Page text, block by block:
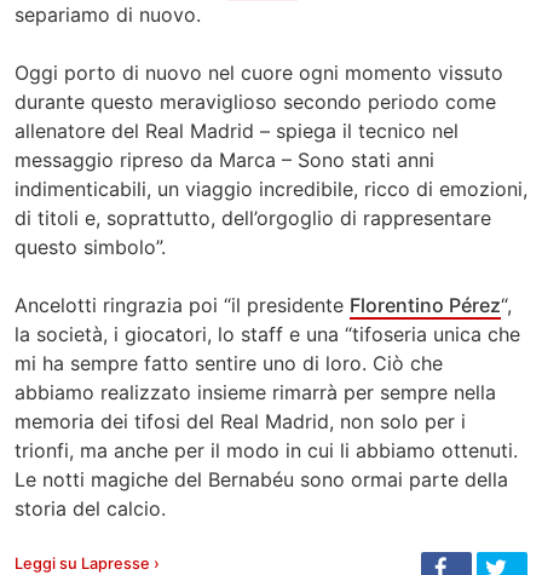
separiamo di nuovo.
Oggi porto di nuovo nel cuore ogni momento vissuto
durante questo meraviglioso secondo periodo come
allenatore del Real Madrid – spiega il tecnico nel
messaggio ripreso da Marca – Sono stati anni
indimenticabili, un viaggio incredibile, ricco di emozioni,
di titoli e, soprattutto, dell’orgoglio di rappresentare
questo simbolo”.
Ancelotti ringrazia poi “il presidente Florentino Pérez“,
la società, i giocatori, lo staff e una “tifoseria unica che
mi ha sempre fatto sentire uno di loro. Ciò che
abbiamo realizzato insieme rimarrà per sempre nella
memoria dei tifosi del Real Madrid, non solo per i
trionfi, ma anche per il modo in cui li abbiamo ottenuti.
Le notti magiche del Bernabéu sono ormai parte della
storia del calcio.
Leggi su Lapresse ›